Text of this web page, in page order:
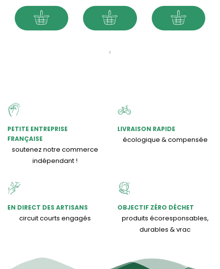
PETITE ENTREPRISE
FRANÇAISE
soutenez notre commerce
indépendant !
LIVRAISON RAPIDE
écologique & compensée
EN DIRECT DES ARTISANS
circuit courts engagés
OBJECTIF ZÉRO DÉCHET
produits écoresponsables,
durables & vrac